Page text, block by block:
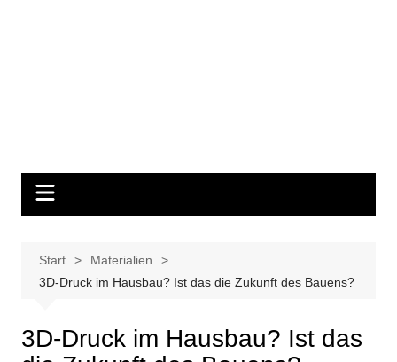
Start
Materialien
3D-Druck im Hausbau? Ist das die Zukunft des Bauens?
3D-Druck im Hausbau? Ist das